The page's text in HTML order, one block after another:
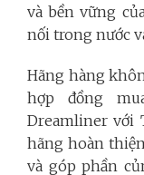
và bền vững
nối trong nước
Hãng hàng
hợp đồng
Dreamliner với
hãng hoàn
và góp phần